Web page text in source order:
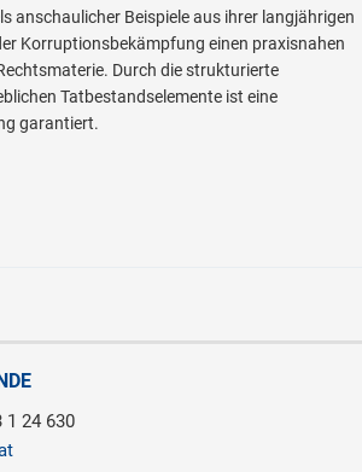
anschaulicher Beispiele aus ihrer langjährigen
Korruptionsbekämpfung einen praxisnahen
Durch die strukturierte
Tatbestandselemente ist eine
garantiert.
1 24 630